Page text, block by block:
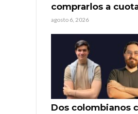
comprarlos a
agosto 6, 2026
Dos colombianos